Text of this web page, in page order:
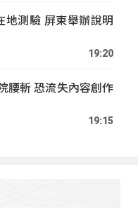
地測驗 屏東舉辦說明
19:20
腰斬 恐流失內容創作
19:15